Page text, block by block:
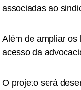
associadas ao
Além de ampliar os
acesso da
O projeto será